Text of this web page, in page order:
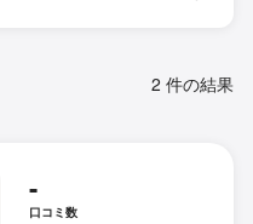
2 件の結果
-
口コミ数